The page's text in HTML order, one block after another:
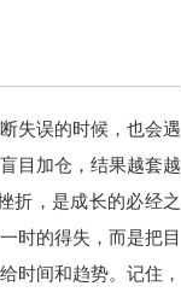
失误的时候，也会遇
目加仓，结果越套越
折，是成长的必经之
时的得失，而是把目
时间和趋势。记住，